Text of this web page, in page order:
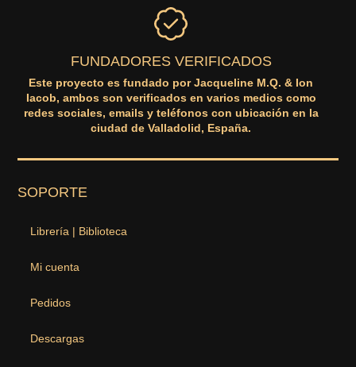
FUNDADORES VERIFICADOS
Este proyecto es fundado por Jacqueline M.Q. & Ion
Iacob, ambos son verificados en varios medios como
redes sociales, emails y teléfonos con ubicación en la
ciudad de Valladolid, España.
SOPORTE
Librería | Biblioteca
Mi cuenta
Pedidos
Descargas